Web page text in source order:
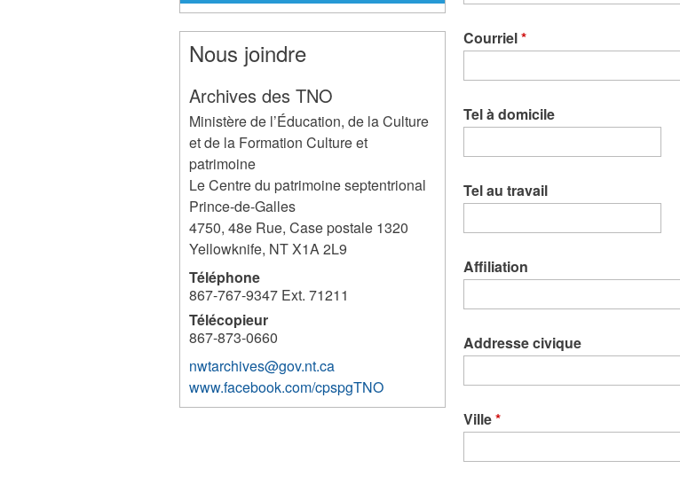
Courriel*
Tel à domicile
Tel au travail
Affiliation
Addresse civique
Ville*
Nous joindre
Archives des TNO
Ministère de l’Éducation, de la Culture
et de la Formation Culture et
patrimoine
Le Centre du patrimoine septentrional
Prince-de-Galles
4750, 48e Rue, Case postale 1320
Yellowknife, NTX1A 2L9
Téléphone
867-767-9347 Ext. 71211
Télécopieur
867-873-0660
nwtarchives@gov.nt.ca
www.facebook.com/cpspgTNO
3740